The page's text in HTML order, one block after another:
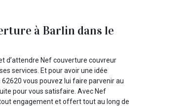
à Barlin dans le
d’attendre Nef couverture couvreur
services. Et pour avoir une idée
vous pouvez lui faire parvenir au
pour vous satisfaire. Avec Nef
engagement et offert tout au long de